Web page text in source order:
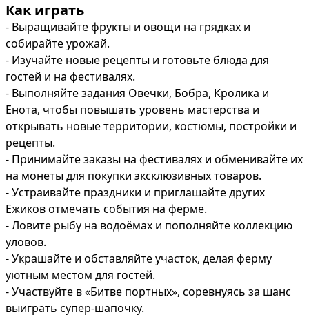
Как играть
- Выращивайте фрукты и овощи на грядках и
собирайте урожай.
- Изучайте новые рецепты и готовьте блюда для
гостей и на фестивалях.
- Выполняйте задания Овечки, Бобра, Кролика и
Енота, чтобы повышать уровень мастерства и
открывать новые территории, костюмы, постройки и
рецепты.
- Принимайте заказы на фестивалях и обменивайте их
на монеты для покупки эксклюзивных товаров.
- Устраивайте праздники и приглашайте других
Ежиков отмечать события на ферме.
- Ловите рыбу на водоёмах и пополняйте коллекцию
уловов.
- Украшайте и обставляйте участок, делая ферму
уютным местом для гостей.
- Участвуйте в «Битве портных», соревнуясь за шанс
выиграть супер-шапочку.